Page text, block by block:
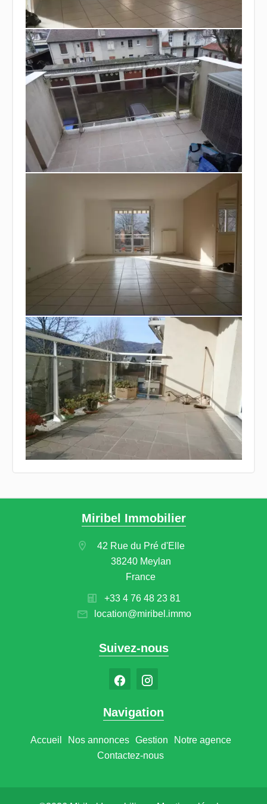
Miribel Immobilier
42 Rue du Pré d'Elle
38240 Meylan
France
+33 4 76 48 23 81
location@miribel.immo
Suivez-nous
Navigation
Accueil Nos annonces Gestion
Notre agence
Contactez-nous